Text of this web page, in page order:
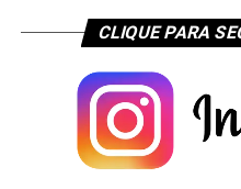
CLIQUE PARA